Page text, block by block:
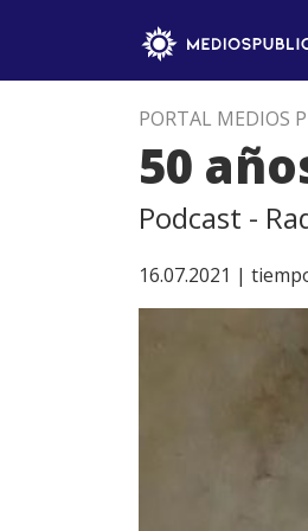
PORTAL MEDIOS
50
Podcast -
16.07.2021 |